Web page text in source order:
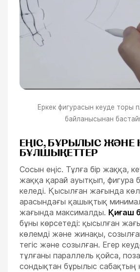
Еркек фигурасын кеуде торы
байланысынан
ЕҢІС, БҰРЫЛЫС ЖӘНЕ
БҰЛШЫҚЕТТЕР
Сосын еңіс. Тұлға бір жаққа,
жаққа қарай ауытқып, фигура
келеді. Қысылған жағында
арасындағы қашықтық
жағында максималды. Қиғаш
бұны көрсетеді: қысылған
көлемді және жинақы,
тегіс және созылған. Егер
тұлғаны параллель қойса,
сондықтан бұрылыс сабақтың